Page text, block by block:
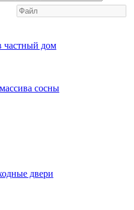
частный дом
сосны
двери